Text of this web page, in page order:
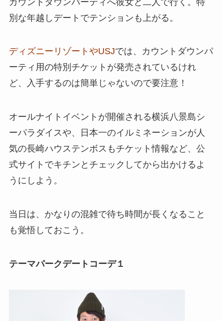
別な年越しデートでテンションも上がる。
ディズニーリゾートやUSJでは、カウントダウンパ
ーティ用の特別チケットが発売されているけれ
ど、入手するのは簡単じゃないので要注意！
オールナイトイベントが開催される横浜八景島シ
ーパラダイスや、日本一のイルミネーションが人
気の長崎ハウステンボスもチケット情報など、公
式サイトでキチンとチェックしてから出かけるよ
うにしよう。
当日は、かなりの混雑で待ち時間が長くなること
も覚悟しておこう。
テーマパークデートコーデ１